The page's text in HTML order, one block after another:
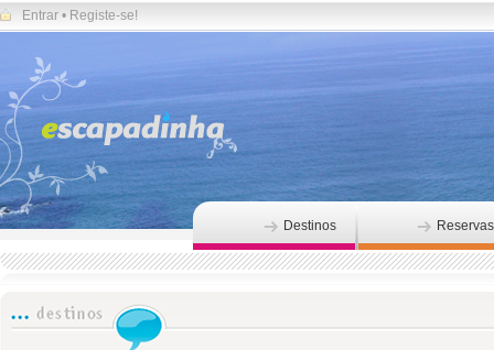
Entrar • Registe-se!
Destinos Reservas